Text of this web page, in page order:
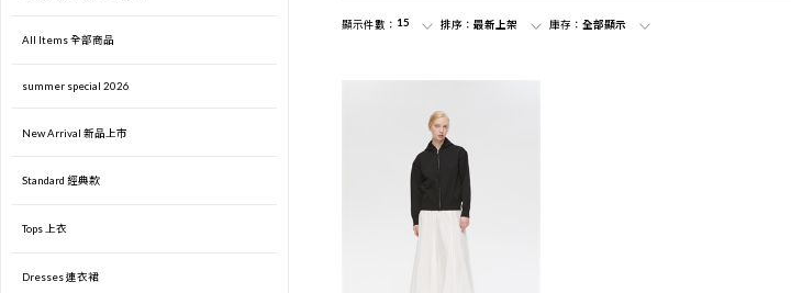
Tops 上衣
Dresses 連衣裙
Bottoms 下身
└MOVIE
Early Spring 2026 Collection
└LOOK
All Items 全部商品
summer special 2026
New Arrival 新品上市
Standard 經典款
Tops 上衣
Dresses 連衣裙
顯示件數： 15 排序：最新上架 庫存：全部顯示